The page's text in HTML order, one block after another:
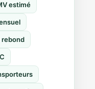
estimé
rebond